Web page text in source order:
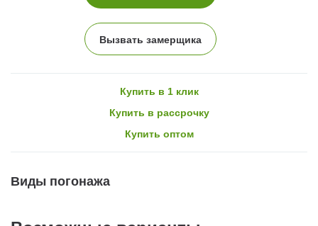
Вызвать замерщика
Купить в 1 клик
Купить в рассрочку
Купить оптом
Виды погонажа